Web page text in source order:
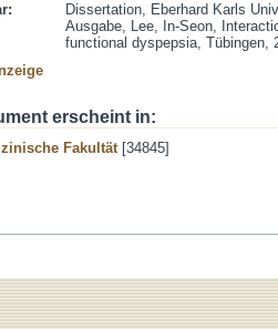
Dissertation, Eberhard Karls
Ausgabe, Lee, In-Seon,
functional dyspepsia, Tübingen,
erscheint in:
Fakultät[34845]